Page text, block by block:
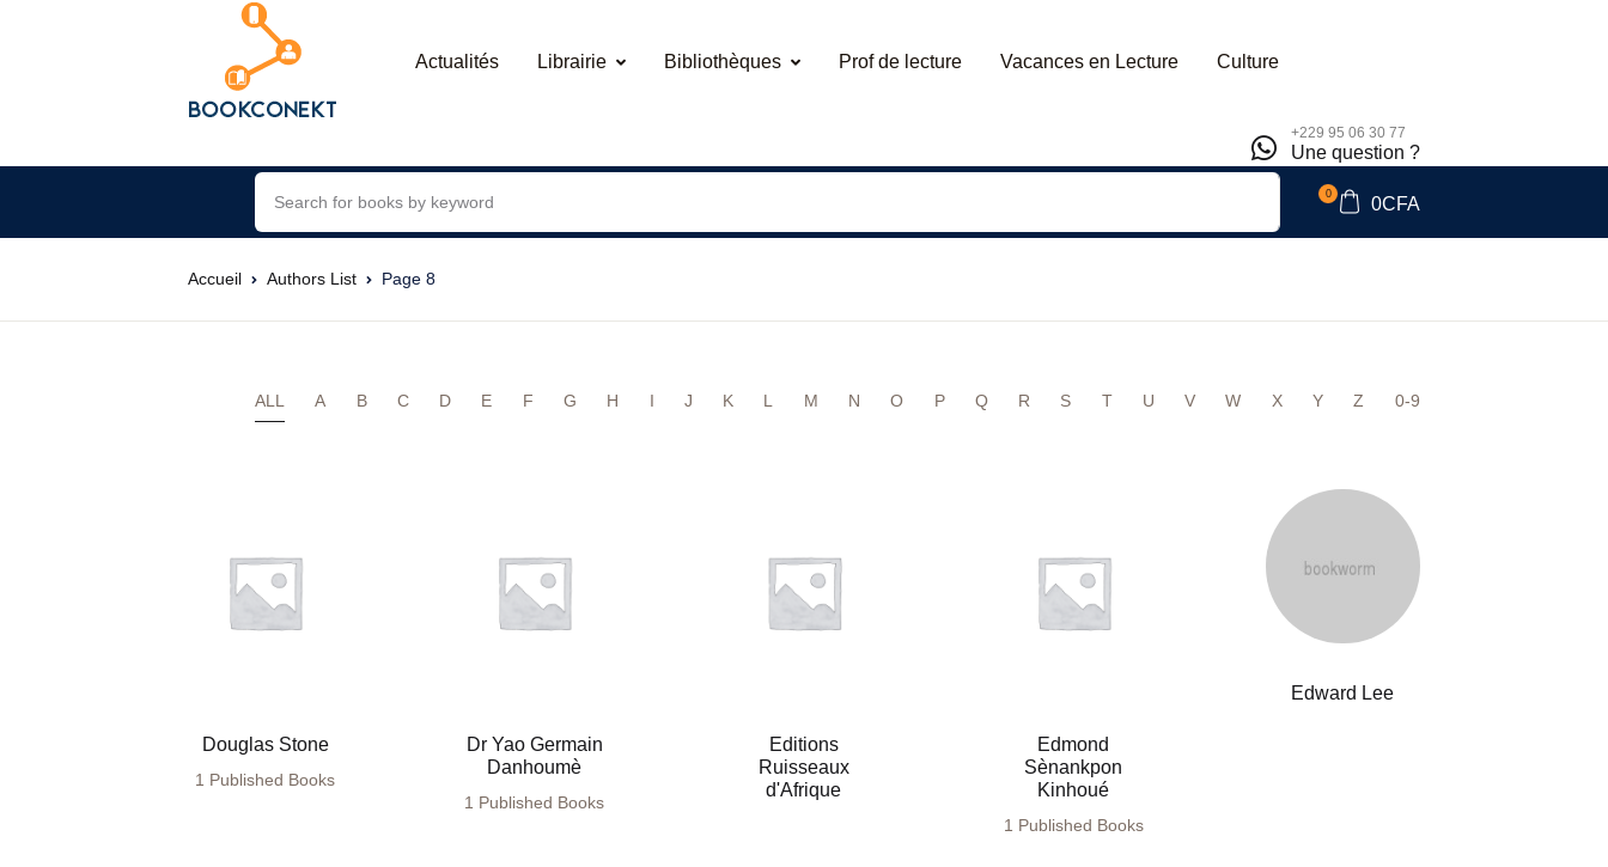
Actualités Librairie Bibliothèques Prof de lecture Vacances en Lecture Culture
+229 95 06 30 77
Une question ?
0
0CFA
Accueil Authors List Page 8
ALL A B C D E F G H I J K L M N O P Q R S T U V W X Y Z 0-9
Douglas Stone
1 Published Books
Dr Yao Germain
Danhoumè
1 Published Books
Editions
Ruisseaux
d'Afrique
Edmond
Sènankpon
Kinhoué
1 Published Books
Edward Lee